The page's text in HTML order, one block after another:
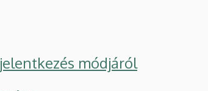
módjáról